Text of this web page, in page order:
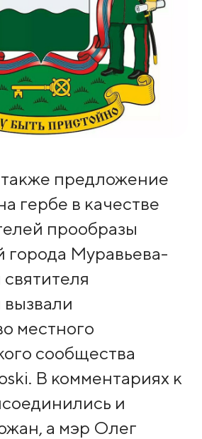
также предложение
гербе в качестве
прообразы
города Муравьева-
местного
сообщества
В комментариях к
и
а мэр Олег